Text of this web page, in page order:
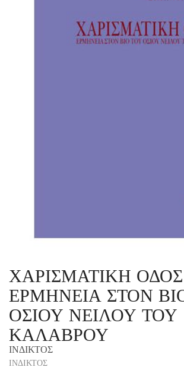
ΧΑΡΙΣΜΑΤΙΚΗ
ΕΡΜΗΝΕΙΑ ΣΤΟΝ
ΟΣΙΟΥ ΝΕΙΛΟΥ ΤΟΥ
ΚΑΛΑΒΡΟΥ
ΙΝΔΙΚΤΟΣ
ΙΝΔΙΚΤΟΣ